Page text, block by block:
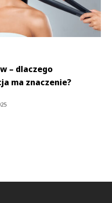
– dlaczego
ma znaczenie?